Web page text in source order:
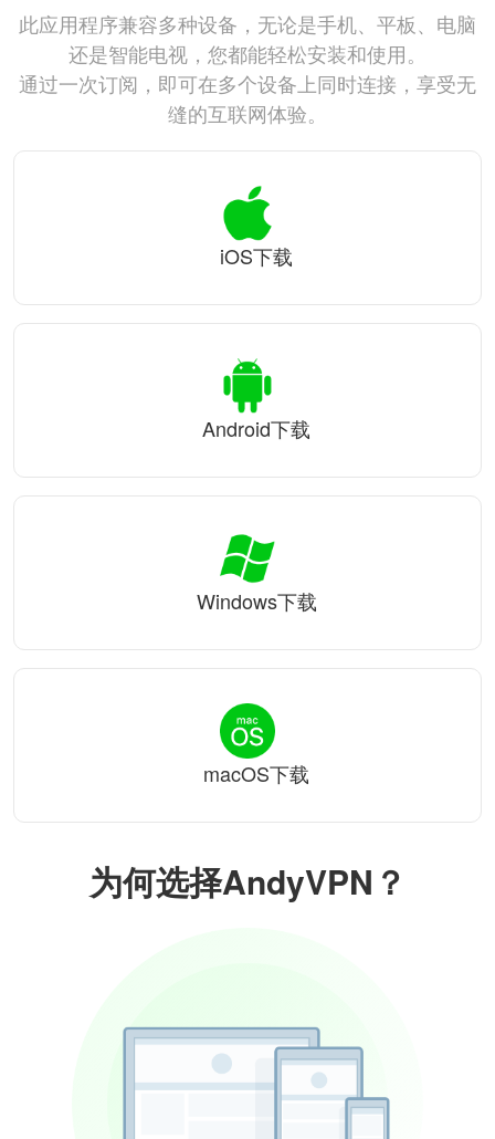
为何选择AndyVPN？
此应用程序兼容多种设备，无论是手机、平板、电脑
还是智能电视，您都能轻松安装和使用。
通过一次订阅，即可在多个设备上同时连接，享受无
缝的互联网体验。
iOS下载
Android下载
Windows下载
macOS下载